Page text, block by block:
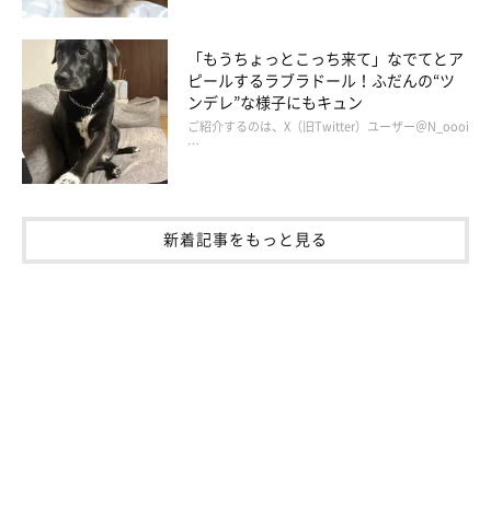
「もうちょっとこっち来て」なでてとア
ピールするラブラドール！ふだんの“ツ
ンデレ”な様子にもキュン
ご紹介するのは、X（旧Twitter）ユーザー＠N_oooi
…
新着記事をもっと見る